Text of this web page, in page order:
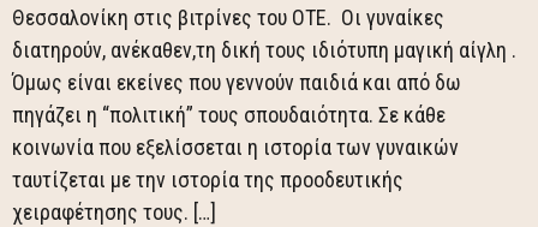
Θεσσαλονίκη στις βιτρίνες του ΟΤΕ. Οι γυναίκες
διατηρούν, ανέκαθεν,τη δική τους ιδιότυπη μαγική αίγλη .
Όμως είναι εκείνες που γεννούν παιδιά και από δω
πηγάζει η “πολιτική” τους σπουδαιότητα. Σε κάθε
κοινωνία που εξελίσσεται η ιστορία των γυναικών
ταυτίζεται με την ιστορία της προοδευτικής
χειραφέτησης τους. […]